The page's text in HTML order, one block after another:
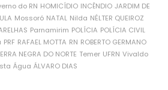
do RN HOMICÍDIO INCÊNDIO JARDIM DE
Mossoró NATAL Nilda NÉLTER QUEIROZ
Parnamirim POLÍCIA POLÍCIA CIVIL
PRF RAFAEL MOTTA RN ROBERTO GERMANO
NEGRA DO NORTE Temer UFRN Vivaldo
Água ÁLVARO DIAS